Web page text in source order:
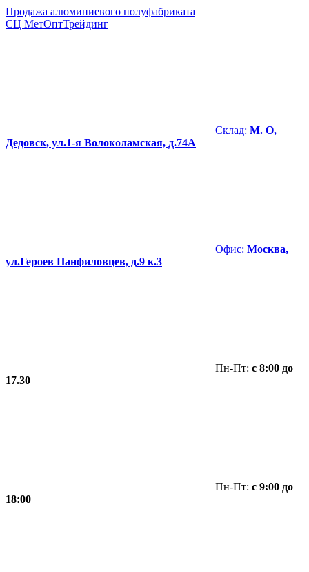
Продажа алюминиевого полуфабриката
СЦ МетОптТрейдинг
Склад: М. О,
Дедовск, ул.1-я Волоколамская, д.74А
Офис: Москва,
ул.Героев Панфиловцев, д.9 к.3
Пн-Пт: с 8:00 до
17.30
Пн-Пт: с 9:00 до
18:00